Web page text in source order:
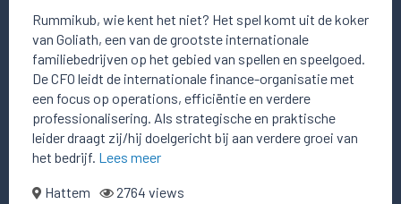
Rummikub, wie kent het niet? Het spel komt uit de koker
van Goliath, een van de grootste internationale
familiebedrijven op het gebied van spellen en speelgoed.
De CFO leidt de internationale finance-organisatie met
een focus op operations, efficiëntie en verdere
professionalisering. Als strategische en praktische
leider draagt zij/hij doelgericht bij aan verdere groei van
het bedrijf. Lees meer
Hattem
2764 views